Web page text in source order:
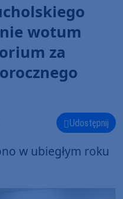
wotum
za
Udostępnij
w ubiegłym roku